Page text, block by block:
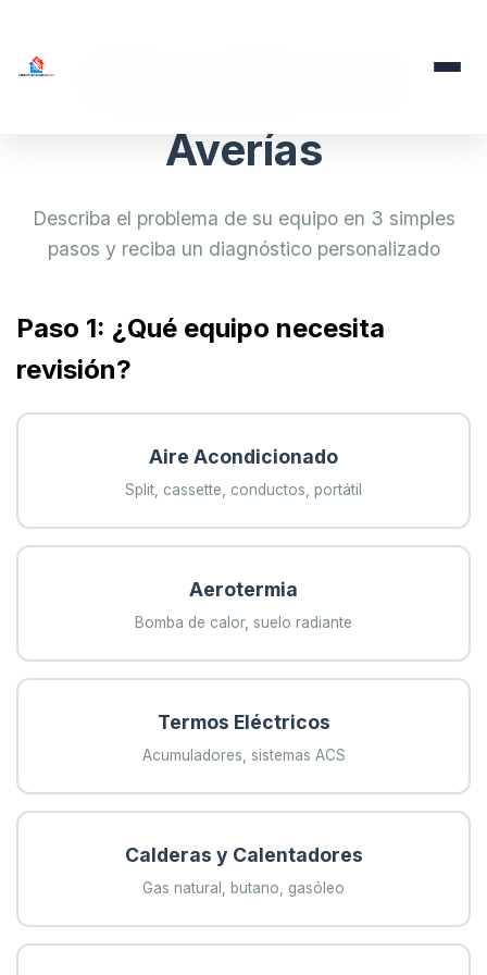
Averías
Describa el problema de su equipo en 3 simples
pasos y reciba un diagnóstico personalizado
Paso 1: ¿Qué equipo necesita
revisión?
Aire Acondicionado
Split, cassette, conductos, portátil
Aerotermia
Bomba de calor, suelo radiante
Termos Eléctricos
Acumuladores, sistemas ACS
Calderas y Calentadores
Gas natural, butano, gasóleo